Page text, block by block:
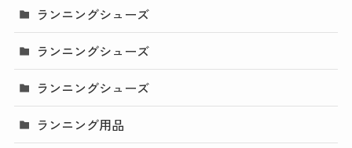
ランニングシューズ
ランニングシューズ
ランニングシューズ
ランニング用品